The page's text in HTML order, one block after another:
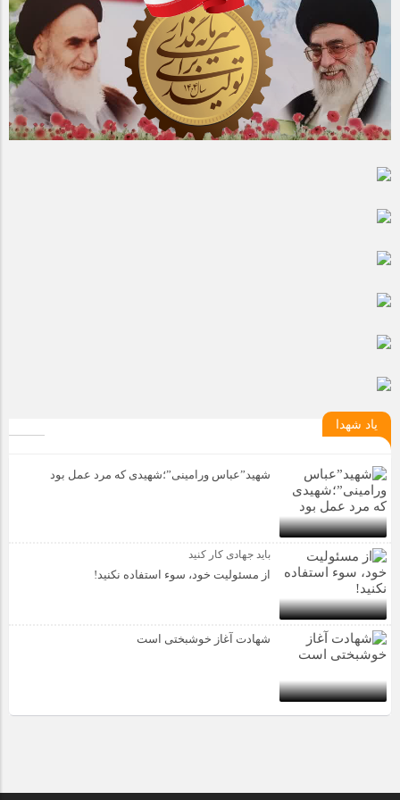
مراسم بزرگداشت سالروز آزادسازی خرمشهر در شرکت پارس خودرو
برگزار شد
مراسم گرامیداشت سالروز آزادسازی خرمشهر در نمازخانه فاطمیه
مگاموتور
تیم شهدای مگاموتور در بزرگترین مسابقات گل کوچک جهان شرکت
یاد شهدا
شهید”عباس ورامینی”؛شهیدی که مرد عمل بود
باید جهادی کار کنید
از مسئولیت خود، سوء استفاده نکنید!
شهادت آغاز خوشبختی است